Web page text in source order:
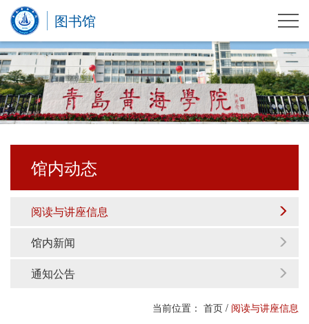
图书馆
馆内动态
阅读与讲座信息
馆内新闻
通知公告
当前位置： 首页 / 阅读与讲座信息